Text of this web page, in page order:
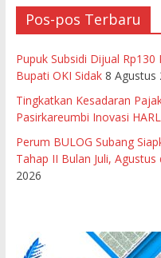
Pos-pos Terbaru
Pupuk Subsidi Dijual
Bupati OKI Sidak 8 Agustus
Tingkatkan Kesadaran
Pasirkareumbi Inovasi
Perum BULOG Subang
Tahap II Bulan Juli,
2026